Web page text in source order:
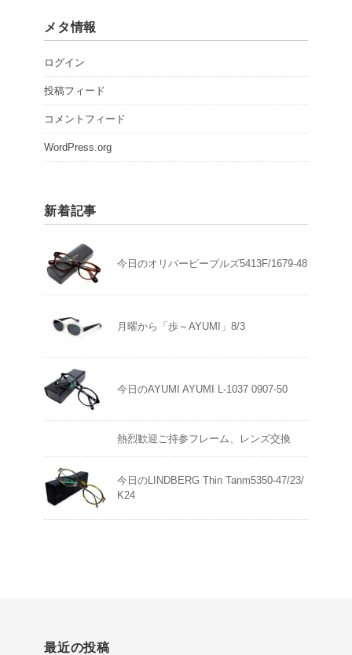
メタ情報
ログイン
投稿フィード
コメントフィード
WordPress.org
新着記事
今日のオリバーピープルズ5413F/1679-48
月曜から「歩～AYUMI」8/3
今日のAYUMI AYUMI L-1037 0907-50
熱烈歓迎ご持参フレーム、レンズ交換
今日のLINDBERG Thin Tanm5350-47/23/
K24
最近の投稿